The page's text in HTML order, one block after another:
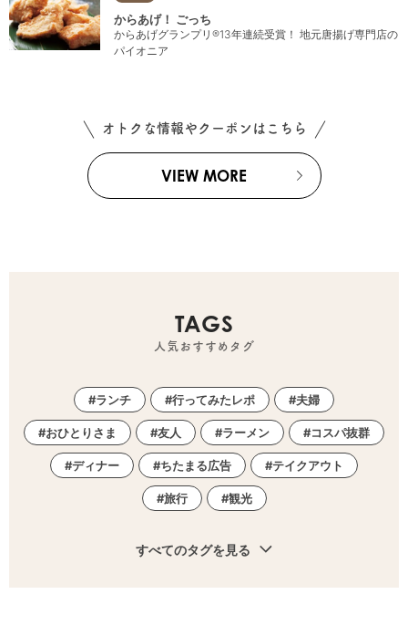
からあげ！ ごっち
からあげグランプリ®13年連続受賞！ 地元唐揚げ専門店の
パイオニア
オトクな情報やクーポンはこちら
VIEW MORE
TAGS
人気おすすめタグ
ランチ 行ってみたレポ 夫婦
おひとりさま 友人 ラーメン コスパ抜群
ディナー ちたまる広告 テイクアウト
旅行 観光
すべてのタグを見る